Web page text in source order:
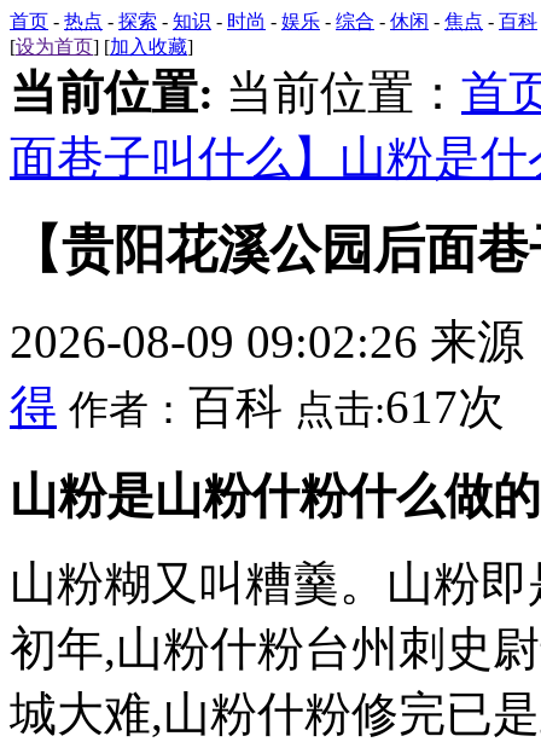
首页 - 热点 - 探索 - 知识 - 时尚 - 娱乐 - 综合 - 休闲 - 焦点 - 百科
[设为首页] [加入收藏]
当前位置: 当前位置： 首
面巷子叫什么】山粉是什
【贵阳花溪公园后面
2026-08-09 09:02:26 来源
得 作者： 百科 点击:617次
山粉是山粉什粉什么做
山粉糊又叫糟羹。山粉
初年,山粉什粉台州刺史
城大难,山粉什粉修完已